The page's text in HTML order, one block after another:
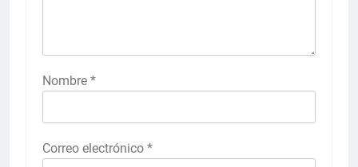
Nombre *
Correo electrónico *